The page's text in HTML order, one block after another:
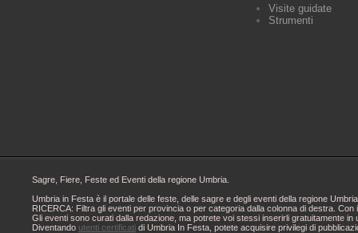
Visite guidate
Strumenti
Sagre, Fiere, Feste ed Eventi della regione Umbria.
Umbria in Festa è il portale delle feste, delle sagre e degli eventi della regione
RICERCA: Filtra gli eventi per provincia o per categoria dalla colonna di destra.
Gli eventi sono curati dalla redazione, ma potrete voi stessi inserirli gratuitamente
Diventando utenti certificati di Umbria In Festa, potete acquisire privilegi di